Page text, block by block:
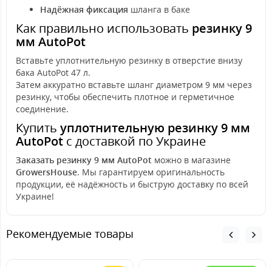
Надёжная фиксация шланга в баке
Как правильно использовать резинку 9
мм AutoPot
Вставьте уплотнительную резинку в отверстие внизу
бака AutoPot 47 л.
Затем аккуратно вставьте шланг диаметром 9 мм через
резинку, чтобы обеспечить плотное и герметичное
соединение.
Купить уплотнительную резинку 9 мм
AutoPot с доставкой по Украине
Заказать резинку 9 мм AutoPot можно в магазине
GrowersHouse. Мы гарантируем оригинальность
продукции, её надёжность и быструю доставку по всей
Украине!
Рекомендуемые товары